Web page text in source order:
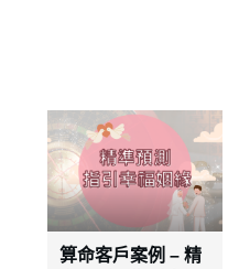
算命客戶案例 – 精